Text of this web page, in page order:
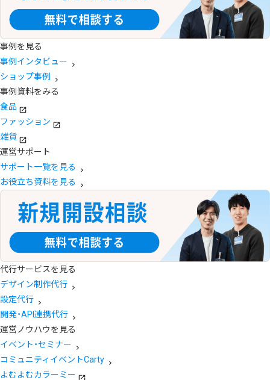
事例を見る
事例インタビュー
ショップ事例
事例資料をみる
食品
ファッション
雑貨
運営サポート
サポート一覧を見る
お役立ち資料を見る
代行サービスを見る
デザイン制作代行
設定代行
開発・API連携代行
運営ノウハウを見る
イベント・セミナー
コミュニティイベントCarty
よむよむカラーミー